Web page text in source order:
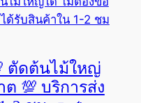
ตัดต้นไม้ใหญ่
💯 บริการส่ง